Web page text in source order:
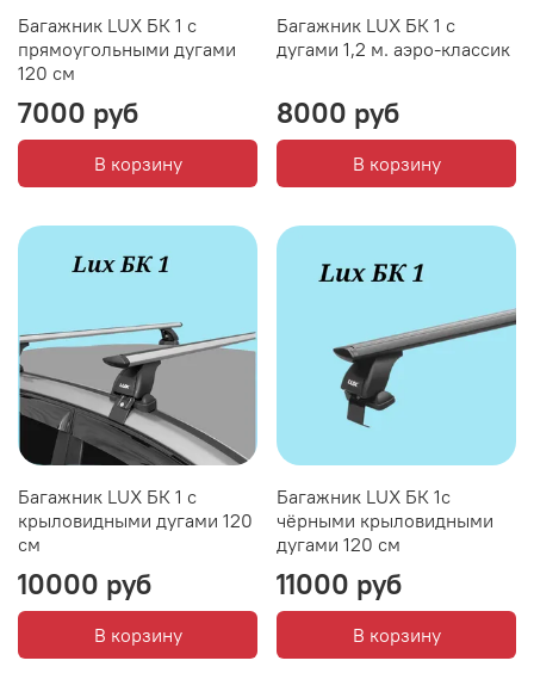
Багажник LUX БК 1 с
прямоугольными дугами
120 см
7000 руб
В корзину
Багажник LUX БК 1 с
дугами 1,2 м. аэро-классик
8000 руб
В корзину
Багажник LUX БК 1 с
крыловидными дугами 120
см
10000 руб
В корзину
Багажник LUX БК 1с
чёрными крыловидными
дугами 120 см
11000 руб
В корзину